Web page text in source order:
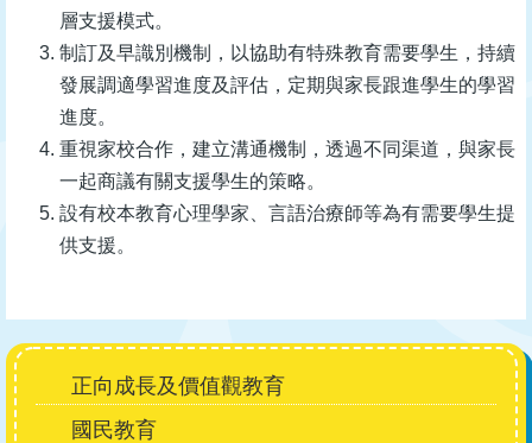
層支援模式。
制訂及早識別機制，以協助有特殊教育需要學生，持續
發展調適學習進度及評估，定期與家長跟進學生的學習
進度。
重視家校合作，建立溝通機制，透過不同渠道，與家長
一起商議有關支援學生的策略。
設有校本教育心理學家、言語治療師等為有需要學生提
供支援。
Main
navigation
正向成長及價值觀教育
國民教育